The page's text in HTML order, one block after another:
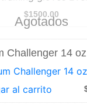
Agotados
$1500.00
Challenger 14